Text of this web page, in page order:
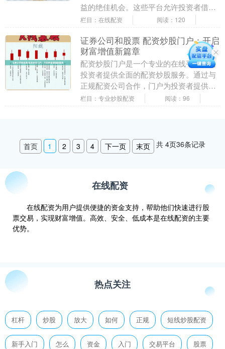
益的绝佳机会。这些平台允许投资者借用
资金进行股票交易，从而有效地增加其投
栏目：在线配资 阅读：120
证券公司和股票 配资炒股门户：开启
财富增值新篇章
配资炒股门户是一个专业的在线平台，为
投资者提供全面的配资炒股服务。通过与
正规配资公司合作，门户为投资者提供安
全、可靠的配资渠道，助力其放大资金杠
栏目：专业炒股配资 阅读：96
首页 1 2 3 4 下一页 末页 共4页36条记录
在线配资
在线配资为用户提供便捷的资金支持，帮助他们快速进行股
票交易，实现财富增值。高效、安全、低成本是在线配资的主要
优势。
热点关注
杠杆 炒股 放大 如何 正规 短线炒股配资
新手入门 怎么 资金 入门 交易平台 股票